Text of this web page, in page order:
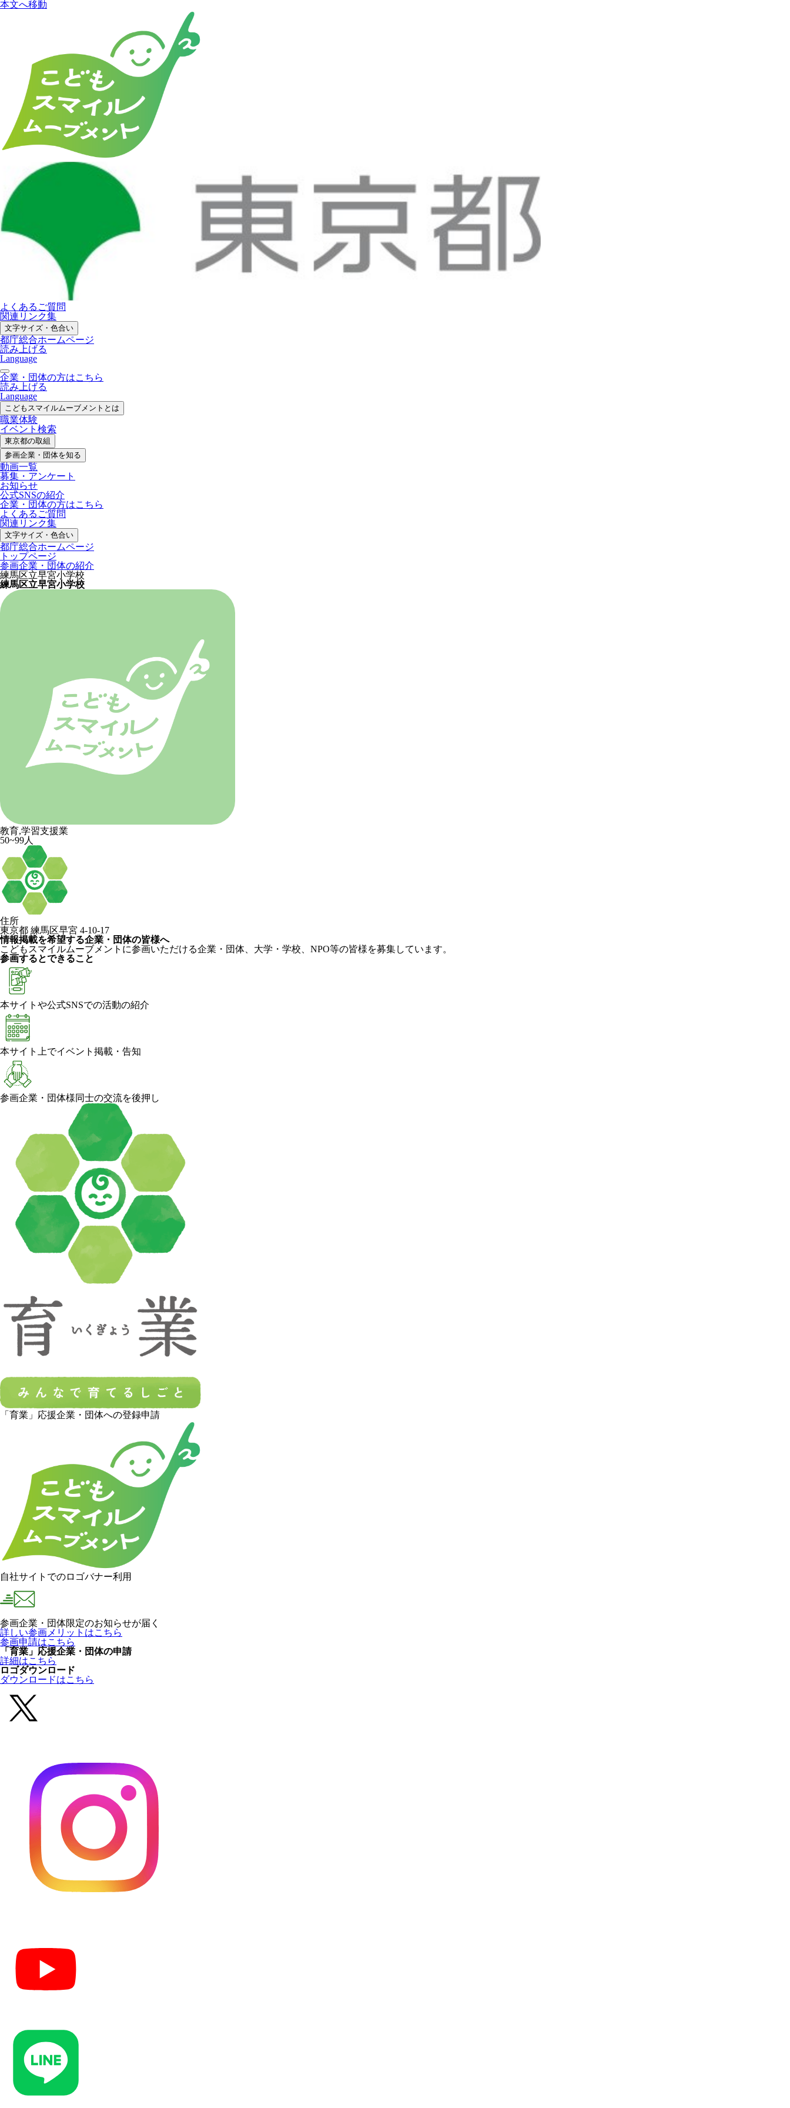
本文へ移動
よくあるご質問
関連リンク集
文字サイズ・色合い
都庁総合ホームページ
読み上げる
Language
企業・団体の方はこちら
読み上げる
Language
こどもスマイルムーブメントとは
職業体験
イベント検索
東京都の取組
参画企業・ 団体を知る
動画一覧
募集・ アンケート
お知らせ
公式SNSの紹介
企業・団体の方はこちら
よくあるご質問
関連リンク集
文字サイズ・色合い
都庁総合ホームページ
トップページ
参画企業・団体の紹介
練馬区立早宮小学校
練馬区立早宮小学校
教育,学習支援業
50~99人
住所
東京都 練馬区早宮 4-10-17
情報掲載を希望する企業・団体の皆様へ
こどもスマイルムーブメントに参画いただける企業・団体、大学・学校、NPO等の皆様を募集しています。
参画するとできること
本サイトや公式SNSでの活動の紹介
本サイト上でイベント掲載・告知
参画企業・団体様同士の交流を後押し
「育業」応援企業・団体への登録申請
自社サイトでのロゴバナー利用
参画企業・団体限定のお知らせが届く
詳しい参画メリットはこちら
参画申請はこちら
「育業」応援企業・団体の申請
詳細はこちら
ロゴダウンロード
ダウンロードはこちら